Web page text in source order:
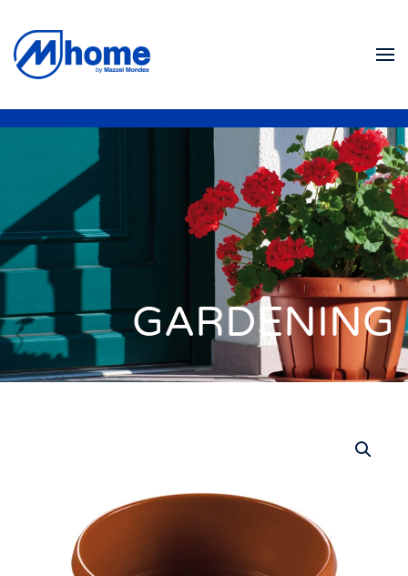
Ir al contenido principal
GARDENING